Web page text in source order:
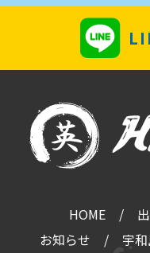
HOME
お知らせ
宇